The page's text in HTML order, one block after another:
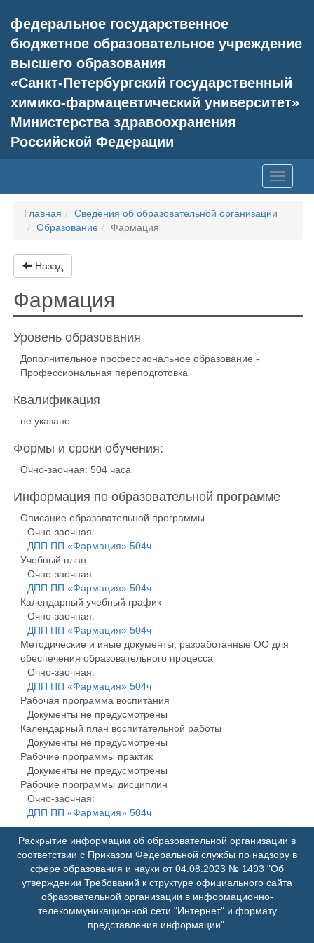
федеральное государственное
бюджетное образовательное учреждение
высшего образования
«Санкт-Петербургский государственный
химико-фармацевтический университет»
Министерства здравоохранения
Российской Федерации
Toggle
Главная
Сведения об образовательной организации
Образование
Фармация
Назад
Фармация
Уровень образования
Дополнительное профессиональное образование -
Профессиональная переподготовка
Квалификация
не указано
Формы и сроки обучения:
Очно-заочная: 504 часа
Информация по образовательной программе
Описание образовательной программы
Очно-заочная:
ДПП ПП «Фармация» 504ч
Учебный план
Очно-заочная:
ДПП ПП «Фармация» 504ч
Календарный учебный график
Очно-заочная:
ДПП ПП «Фармация» 504ч
Методические и иные документы, разработанные ОО для
обеспечения образовательного процесса
Очно-заочная:
ДПП ПП «Фармация» 504ч
Рабочая программа воспитания
Документы не предусмотрены
Календарный план воспитательной работы
Документы не предусмотрены
Рабочие программы практик
Документы не предусмотрены
Рабочие программы дисциплин
Очно-заочная:
ДПП ПП «Фармация» 504ч
Раскрытие информации об образовательной организации в
соответствии с Приказом Федеральной службы по надзору в
сфере образования и науки от 04.08.2023 № 1493 "Об
утверждении Требований к структуре официального сайта
образовательной организации в информационно-
телекоммуникационной сети "Интернет" и формату
представления информации".